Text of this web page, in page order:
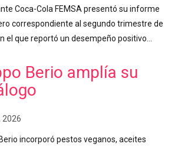
Coca-Cola FEMSA presentó su informe
correspondiente al segundo trimestre de
el que reportó un desempeño positivo…
Berio amplía su
2026
incorporó pestos veganos, aceites